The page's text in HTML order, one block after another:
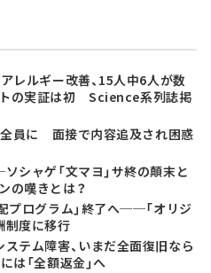
レルギー改善、15人中6人が数
の実証は初 Science系列誌掲
全員に 面接で内容追及され困惑
シャゲ「文マヨ」サ終の顛末と
の嘆きとは？
プログラム」終了へ──「オリジ
制度に移行
ステム障害、いまだ全面復旧なら
「全額返金」へ